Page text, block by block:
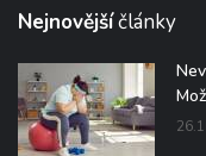
Nejnovějšíčlánky